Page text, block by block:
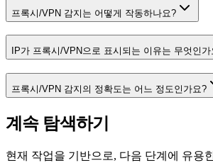
프록시/VPN 감지는 어떻게 작동하나요?
IP가 프록시/VPN으로 표시되는 이유는 무엇인가
프록시/VPN 감지의 정확도는 어느 정도인가요?
계속 탐색하기
현재 작업을 기반으로, 다음 단계에 유용